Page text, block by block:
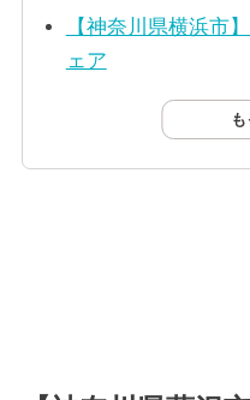
【神奈川県横浜市
ェア